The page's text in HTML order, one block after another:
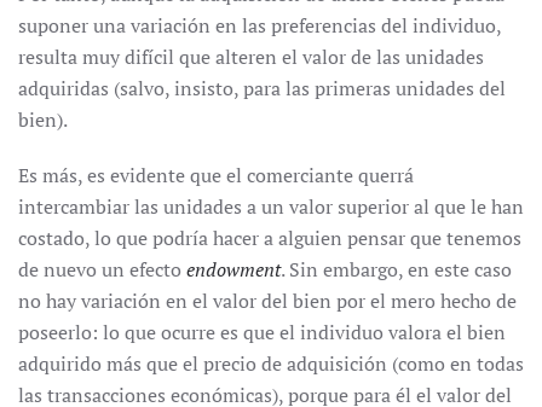
suponer una variación en las preferencias del individuo,
resulta muy difícil que alteren el valor de las unidades
adquiridas (salvo, insisto, para las primeras unidades del
bien).
Es más, es evidente que el comerciante querrá
intercambiar las unidades a un valor superior al que le han
costado, lo que podría hacer a alguien pensar que tenemos
de nuevo un efecto endowment. Sin embargo, en este caso
no hay variación en el valor del bien por el mero hecho de
poseerlo: lo que ocurre es que el individuo valora el bien
adquirido más que el precio de adquisición (como en todas
las transacciones económicas), porque para él el valor del